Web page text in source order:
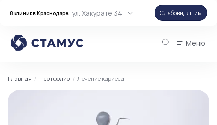
8 клиник в Краснодаре: ул. Хакурате 34 Слабовидящим
Меню
Главная Портфолио Лечение кариеса